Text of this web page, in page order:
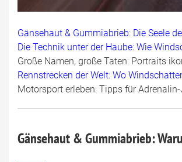
Gänsehaut & Gummiabrieb: Die Seele
Die Technik unter der Haube: Wie
Große Namen, große Taten: Portraits
Rennstrecken der Welt: Wo
Motorsport erleben: Tipps für
Gänsehaut & Gummiabrieb: